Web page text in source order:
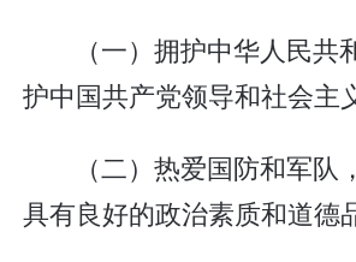
（一）拥护中华人民共
护中国共产党领导和社会主
（二）热爱国防和军队
具有良好的政治素质和道德